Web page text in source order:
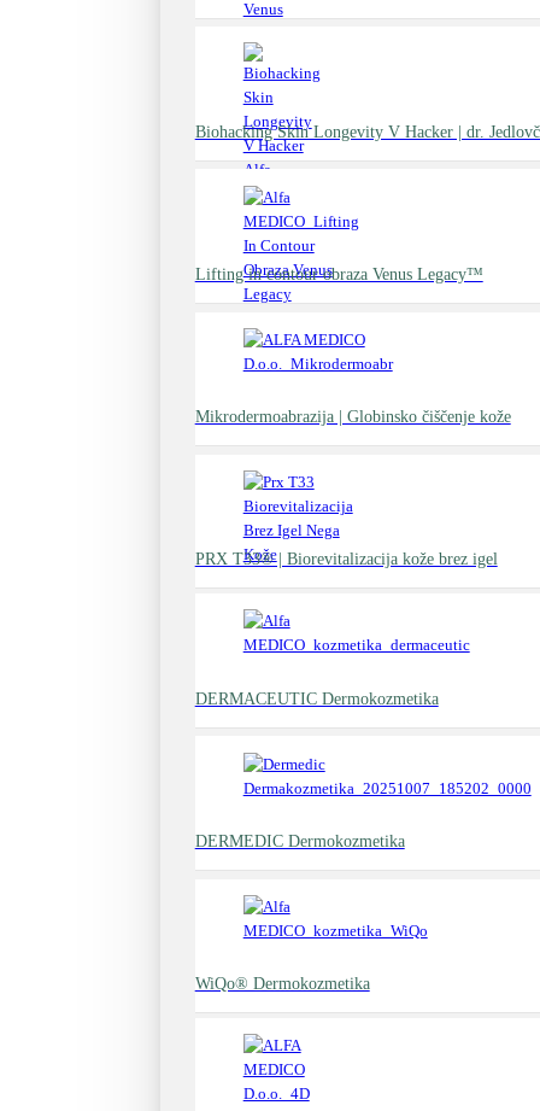
Biohacking Skin Longevity V Hacker | dr.
Lifting in contour obraza Venus Legacy™
Mikrodermoabrazija | Globinsko čiščenje kože
PRX T33® | Biorevitalizacija kože brez igel
DERMACEUTIC Dermokozmetika
DERMEDIC Dermokozmetika
WiQo® Dermokozmetika